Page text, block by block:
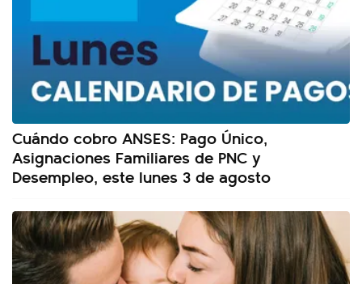
Cuándo cobro ANSES: Pago Único,
Asignaciones Familiares de PNC y
Desempleo, este lunes 3 de agosto